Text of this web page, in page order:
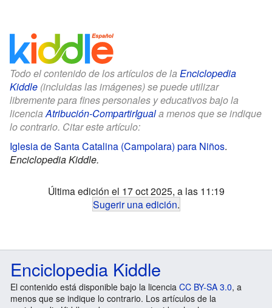
Todo el contenido de los artículos de la Enciclopedia
Kiddle (incluidas las imágenes) se puede utilizar
libremente para fines personales y educativos bajo la
licenciaAtribución-CompartirIguala menos que se indique
lo contrario. Citar este artículo:
Iglesia de Santa Catalina (Campolara) para Niños.
Enciclopedia Kiddle.
Última edición el 17 oct 2025, a las 11:19
Sugerir una edición.
Enciclopedia Kiddle
El contenido está disponible bajo la licencia CC BY-SA 3.0, a
menos que se indique lo contrario. Los artículos de la